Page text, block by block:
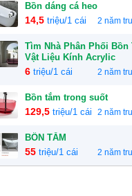
Bồn dáng cá heo
14,5 triệu/1 cái 2 năm
Tìm Nhà Phân Phối Bồn
Vật Liệu Kính Acrylic
6 triệu/1 cái 2 năm
Bồn tắm trong suốt
129,5 triệu/1 cái 2 năm
BỒN TẮM
55 triệu/1 cái 2 năm